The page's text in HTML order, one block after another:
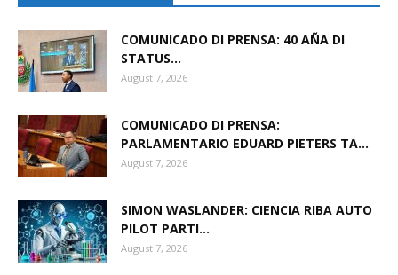
COMUNICADO DI PRENSA: 40 AÑA DI
STATUS...
August 7, 2026
COMUNICADO DI PRENSA:
PARLAMENTARIO EDUARD PIETERS TA...
August 7, 2026
SIMON WASLANDER: CIENCIA RIBA AUTO
PILOT PARTI...
August 7, 2026